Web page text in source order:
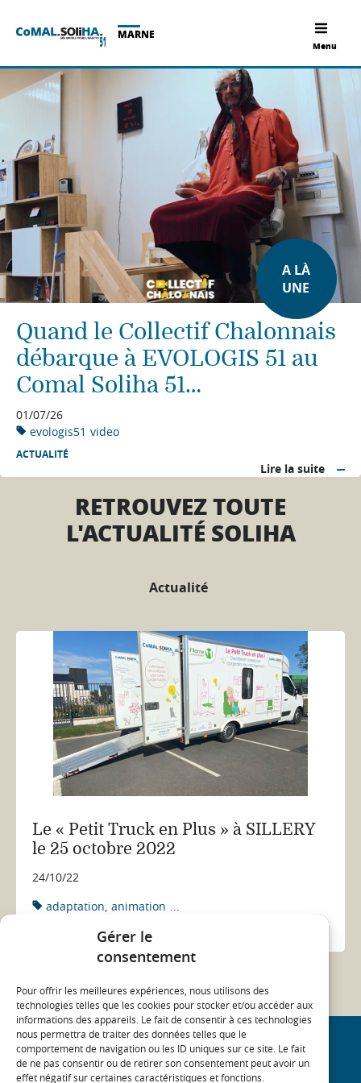
Gérer le
consentement
Pour offrir les meilleures expériences, nous utilisons des
technologies telles que les cookies pour stocker et/ou accéder aux
informations des appareils. Le fait de consentir à ces technologies
nous permettra de traiter des données telles que le
comportement de navigation ou les ID uniques sur ce site. Le fait
de ne pas consentir ou de retirer son consentement peut avoir un
effet négatif sur certaines caractéristiques et fonctions.
Menu
MARNE
A LÀ
UNE
Quand le Collectif Chalonnais
débarque à EVOLOGIS 51 au
Comal Soliha 51…
01/07/26
evologis51 video
ACTUALITÉ
Lire la suite
RETROUVEZ TOUTE
L'ACTUALITÉ SOLIHA
Actualité
Le « Petit Truck en Plus » à SILLERY
le 25 octobre 2022
24/10/22
adaptation animation ...
REJOIGNEZ NOTRE COMMUNAUTÉ